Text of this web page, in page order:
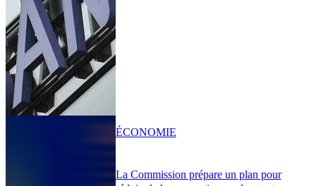
La Commission prépare un plan pour
ÉCONOMIE